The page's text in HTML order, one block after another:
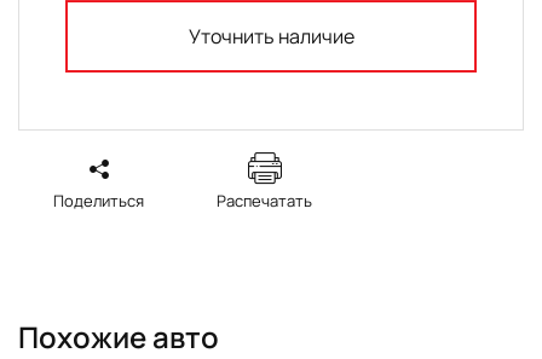
Уточнить наличие
Поделиться Распечатать
Похожие авто